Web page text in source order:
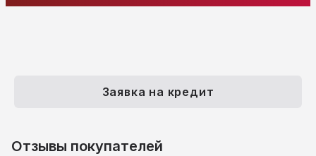
Заявка на кредит
Отзывы покупателей